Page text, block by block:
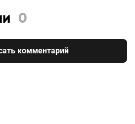
0
комментарий